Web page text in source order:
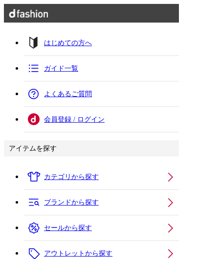
はじめての方へ
ガイド一覧
よくあるご質問
会員登録 / ログイン
アイテムを探す
カテゴリから探す
ブランドから探す
セールから探す
アウトレットから探す